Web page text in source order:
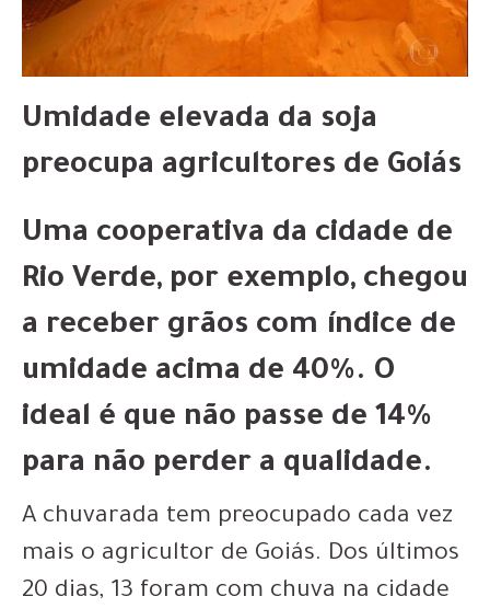
Umidade elevada da soja
preocupa agricultores de Goiás
Uma cooperativa da cidade de
Rio Verde, por exemplo, chegou
a receber grãos com índice de
umidade acima de 40%. O
ideal é que não passe de 14%
para não perder a qualidade.
A chuvarada tem preocupado cada vez
mais o agricultor de Goiás. Dos últimos
20 dias, 13 foram com chuva na cidade